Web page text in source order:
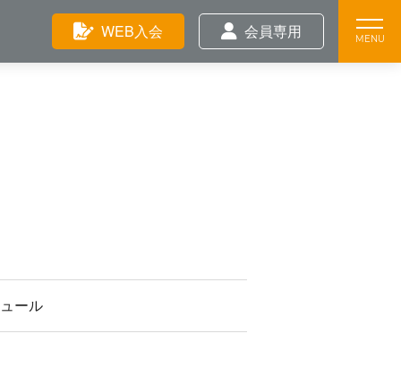
WEB入会 会員専用
Feature
ール